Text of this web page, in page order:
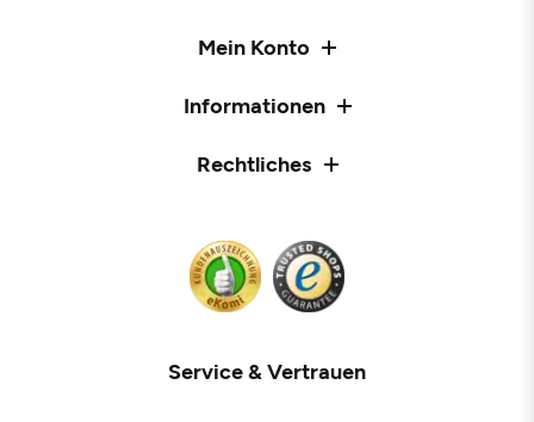
Mein Konto
Informationen
Rechtliches
Service & Vertrauen